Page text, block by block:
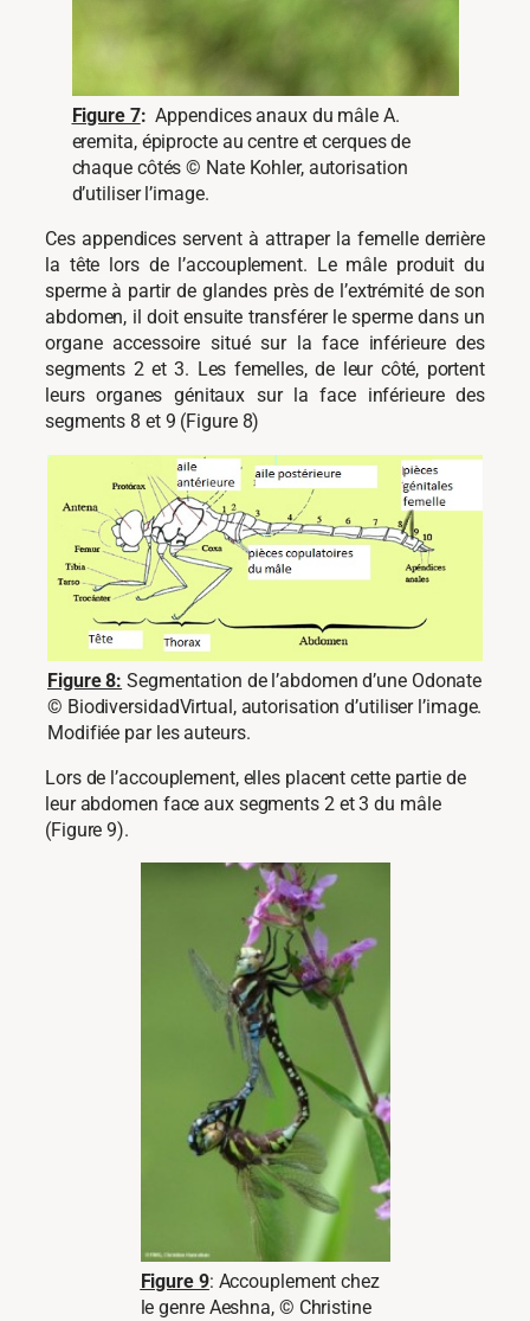
Figure 7: Appendices anaux du mâle A.
eremita, épiprocte au centre et cerques de
chaque côtés © Nate Kohler, autorisation
d’utiliser l’image.
Ces appendices servent à attraper la femelle derrière
la tête lors de l’accouplement. Le mâle produit du
sperme à partir de glandes près de l’extrémité de son
abdomen, il doit ensuite transférer le sperme dans un
organe accessoire situé sur la face inférieure des
segments 2 et 3. Les femelles, de leur côté, portent
leurs organes génitaux sur la face inférieure des
segments 8 et 9 (Figure 8)
Figure 8: Segmentation de l’abdomen d’une Odonate
© BiodiversidadVirtual, autorisation d’utiliser l’image.
Modifiée par les auteurs.
Lors de l’accouplement, elles placent cette partie de
leur abdomen face aux segments 2 et 3 du mâle
(Figure 9).
Figure 9: Accouplement chez
le genre Aeshna, © Christine